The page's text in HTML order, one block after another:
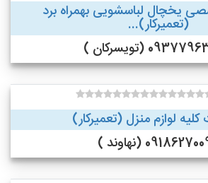
یخچال لباسشویی بهمراه برد
(تعمیرکار)...
(تویسرکان )
لوازم منزل (تعمیرکار)
(نهاوند )